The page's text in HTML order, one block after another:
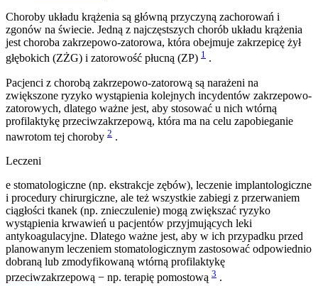
Choroby układu krążenia są główną przyczyną zachorowań i
zgonów na świecie. Jedną z najczęstszych chorób układu krążenia
jest choroba zakrzepowo-zatorowa, która obejmuje zakrzepicę żył
głębokich (ZŻG) i zatorowość płucną (ZP) 1 .
Pacjenci z chorobą zakrzepowo-zatorową są narażeni na
zwiększone ryzyko wystąpienia kolejnych incydentów zakrzepowo-
zatorowych, dlatego ważne jest, aby stosować u nich wtórną
profilaktykę przeciwzakrzepową, która ma na celu zapobieganie
nawrotom tej choroby 2 .
Leczeni
e stomatologiczne (np. ekstrakcje zębów), leczenie implantologiczne
i procedury chirurgiczne, ale też wszystkie zabiegi z przerwaniem
ciągłości tkanek (np. znieczulenie) mogą zwiększać ryzyko
wystąpienia krwawień u pacjentów przyjmujących leki
antykoagulacyjne. Dlatego ważne jest, aby w ich przypadku przed
planowanym leczeniem stomatologicznym zastosować odpowiednio
dobraną lub zmodyfikowaną wtórną profilaktykę
przeciwzakrzepową − np. terapię pomostową 3 .